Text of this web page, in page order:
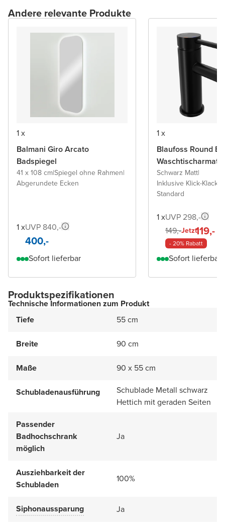
Andere relevante Produkte
1 x
Balmani Giro Arcato
Badspiegel
41 x 108 cm|Spiegel ohne Rahmen|
Abgerundete Ecken
1 xUVP 840,-
400,-
Sofort lieferbar
1 x
Blaufoss Round
Schwarz Matt|
Inklusive Klick-Klack
Standard
1 xUVP 298,-
149,-Jetzt119,-
- 20% Rabatt
Sofort lieferbar
Produktspezifikationen
Technische Informationen zum Produkt
Tiefe
55 cm
Breite 90 cm
Maße 90 x 55 cm
Schubladenausführung
Schublade Metall schwarz
Hettich mit geraden Seiten
Passender
Badhochschrank
möglich
Ja
Ausziehbarkeit der
Schubladen
100%
Siphonaussparung Ja